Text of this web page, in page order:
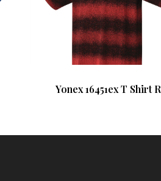
Yonex 16451ex T Shirt